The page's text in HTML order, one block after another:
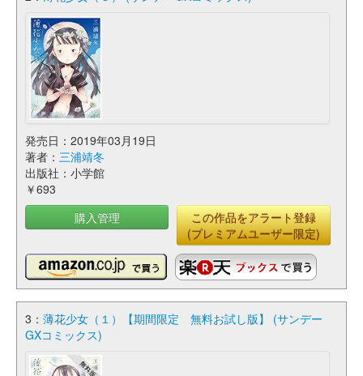
発売日：2019年03月19日
著者： 三浦靖冬
出版社：小学館
￥693
購入管理
この作品をアラート登録
(プレミアムユーザー限定)
3： 薄花少女（１）【期間限定 無料お試し版】 (サンデー
GXコミックス)